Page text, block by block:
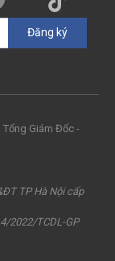
Đăng ký
Tổng Giám Đốc -
TP Hà Nội cấp
2022/TCDL-GP